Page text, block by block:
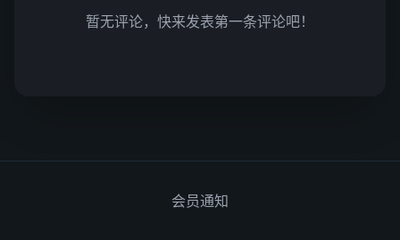
暂无评论，快来发表第一条评论吧！
会员通知